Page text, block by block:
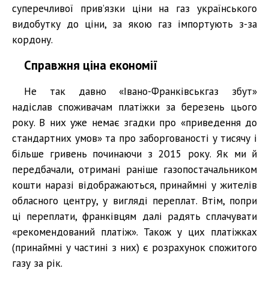
суперечливої прив’язки ціни на газ українського
видобутку до ціни, за якою газ імпортують з-за
кордону.
Справжня ціна економії
Не так давно «Івано-Франківськгаз збут»
надіслав споживачам платіжки за березень цього
року. В них уже немає згадки про «приведення до
стандартних умов» та про заборгованості у тисячу і
більше гривень починаючи з 2015 року. Як ми й
передбачали, отримані раніше газопостачальником
кошти наразі відображаються, принаймні у жителів
обласного центру, у вигляді переплат. Втім, попри
ці переплати, франківцям далі радять сплачувати
«рекомендований платіж». Також у цих платіжках
(принаймні у частині з них) є розрахунок спожитого
газу за рік.